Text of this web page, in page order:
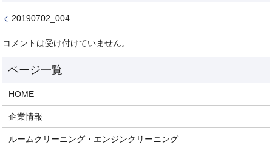
20190702_004
コメントは受け付けていません。
HOME
企業情報
ルームクリーニング・エンジンクリーニング